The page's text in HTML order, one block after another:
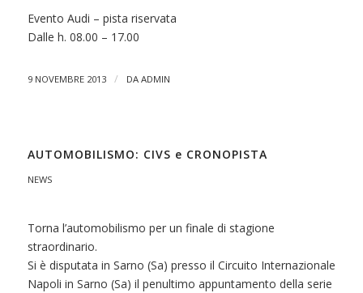
Evento Audi – pista riservata
Dalle h. 08.00 – 17.00
9 NOVEMBRE 2013 / DA ADMIN
AUTOMOBILISMO: CIVS e CRONOPISTA
NEWS
Torna l’automobilismo per un finale di stagione
straordinario.
Si è disputata in Sarno (Sa) presso il Circuito Internazionale
Napoli in Sarno (Sa) il penultimo appuntamento della serie